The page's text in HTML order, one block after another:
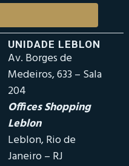
UNIDADE LEBLON
Av. Borges de
Medeiros, 633 – Sala
204
Offices Shopping
Leblon
Leblon, Rio de
Janeiro – RJ